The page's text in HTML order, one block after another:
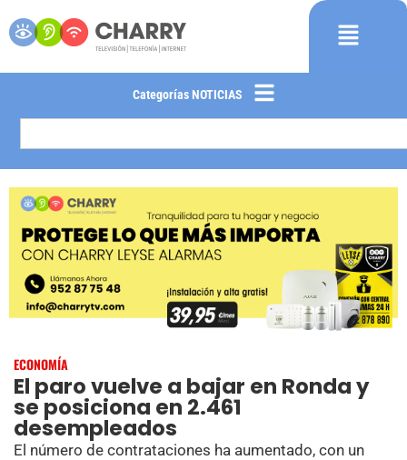
Categorías NOTICIAS
ECONOMÍA
El paro vuelve a bajar en Ronda y
se posiciona en 2.461
desempleados
El número de contrataciones ha aumentado, con un